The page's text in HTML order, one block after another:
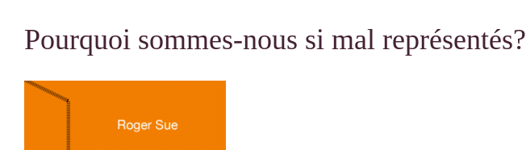
Pourquoi sommes-nous si mal représentés?